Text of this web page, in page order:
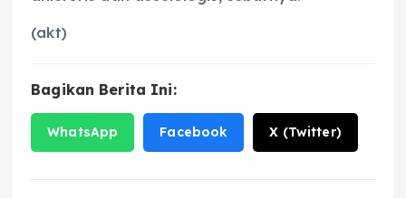
(akt)
Bagikan Berita Ini:
WhatsApp Facebook X (Twitter)